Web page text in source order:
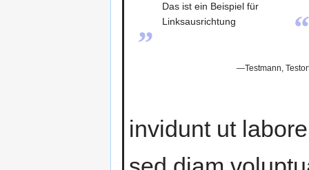
„
Das ist ein Beispiel für
Linksausrichtung
“
—Testmann,
invidunt ut